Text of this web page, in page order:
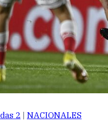
2 | NACIONALES